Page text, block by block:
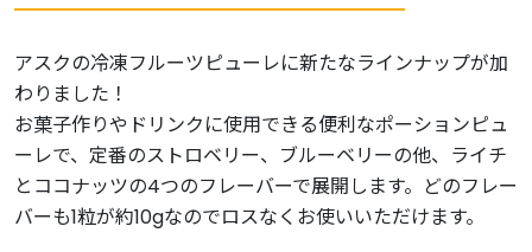
アスクの冷凍フルーツピューレに新たなラインナップが加
わりました！
お菓子作りやドリンクに使用できる便利なポーションピュ
ーレで、定番のストロベリー、ブルーベリーの他、ライチ
とココナッツの4つのフレーバーで展開します。どのフレー
バーも1粒が約10gなのでロスなくお使いいただけます。